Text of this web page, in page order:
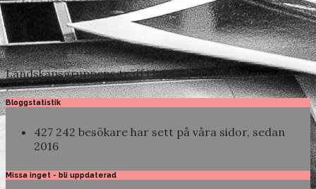
Nästa
Landskapsgruppens träff i lokalen -Trollskogen
Bloggstatistik
427 242 besökare har sett på våra sidor, sedan
2016
Missa inget - bli uppdaterad